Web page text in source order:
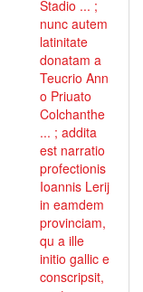
Stadio ... ;
nunc autem
latinitate
donatam a
Teucrio Ann
o Priuato
Colchanthe
... ; addita
est narratio
profectionis
Ioannis Lerij
in eamdem
provinciam,
qu a ille
initio gallic e
conscripsit,